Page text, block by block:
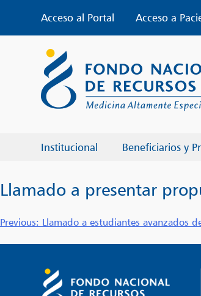
content
Acceso al Portal Acceso a
Institucional Beneficiarios y
Llamado a presentar
Navegación
de
entradas
Previous: Llamado a estudiantes avanzados